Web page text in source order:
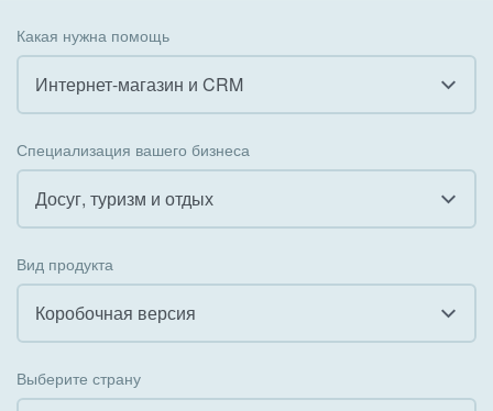
Какая нужна помощь
Интернет-магазин и CRM
Внедрение КЭДО
Интеграция с 1С
Организация задач и проектов
Внедрение Бизнес-процессов
Специализация вашего бизнеса
Досуг, туризм и отдых
Государственные организации
Коммунальные услуги, ЖКХ
Вид продукта
Коробочная версия
Выберите страну